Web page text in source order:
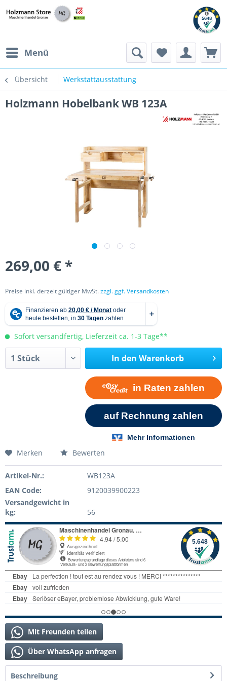
Menü
Übersicht Werkstattausstattung
Holzmann Hobelbank WB 123A
269,00 € *
Preise inkl. derzeit gültiger MwSt.zzgl. ggf. Versandkosten
Sofort versandfertig, Lieferzeit ca. 1-3 Tage**
In den Warenkorb
Merken Bewerten
Artikel-Nr.:
WB123A
EAN Code:
9120039900223
Versandgewicht in
kg:
56
Mit Freunden teilen
Über WhatsApp anfragen
Beschreibung